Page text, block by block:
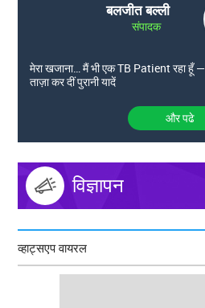
बलजीत बल्ली
संपादक
मेरा खजाना… मैं भी एक TB Patient रहा हूँ
ताज़ा कर दीं पुरानी यादें
और पढे
विज्ञापन
व्हाट्सएप वायरल